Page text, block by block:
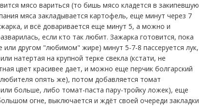
мяса закладывается картофель, еще минут через 7
и всё доваривается еще минут 5, а можно и
если кто так любит. Зажарка готовится, пока
или другом "любимом" жире) минут 5-7-8 пассеруется лук,
натертая на крупной терке свекла (кстати, не
цвет красивее дает, и можно еще перчик болгарский
опять же), потом добавляется томат
больше, либо томат-паста пару-тройку ложек), еще
огне, выключается и ждёт своей очереди закладки